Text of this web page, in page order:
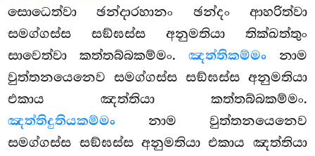
සොධෙත්වා ඡන්දාරහානං ඡන්දං ආහරිත්වා
සමග්ගස්ස සඞ්ඝස්ස අනුමතියා තික්ඛත්තුං
සාවෙත්වා කත්තබ්බකම්මං. ඤත්තිකම්මංනාම
වුත්තනයෙනෙව සමග්ගස්ස සඞ්ඝස්ස අනුමතියා
එකාය ඤත්තියා කත්තබ්බකම්මං.
ඤත්තිදුතියකම්මං නාම වුත්තනයෙනෙව
සමග්ගස්ස සඞ්ඝස්ස අනුමතියා එකාය ඤත්තියා